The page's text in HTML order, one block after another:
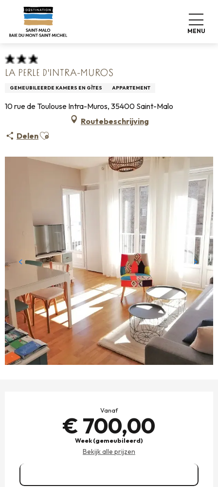
contenu
MENU
Home Pro & Pers
Info over accommodatie +
Gemeubileerde accommodatie
La Perle d'Intra-Muros
LA PERLE D'INTRA-MUROS
GEMEUBILEERDE KAMERS EN GÎTES APPARTEMENT
10 rue de Toulouse Intra-Muros, 35400 Saint-Malo
Routebeschrijving
DelenAjouter aux favoris
Vanaf
€ 700,00
Week (gemeubileerd)
Bekijk alle prijzen